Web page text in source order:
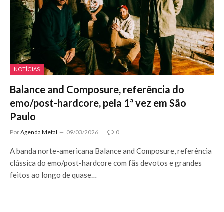
NOTÍCIAS
Balance and Composure, referência do
emo/post-hardcore, pela 1ª vez em São
Paulo
PorAgenda Metal 09/03/2026 0
A banda norte-americana Balance and Composure, referência
clássica do emo/post-hardcore com fãs devotos e grandes
feitos ao longo de quase…